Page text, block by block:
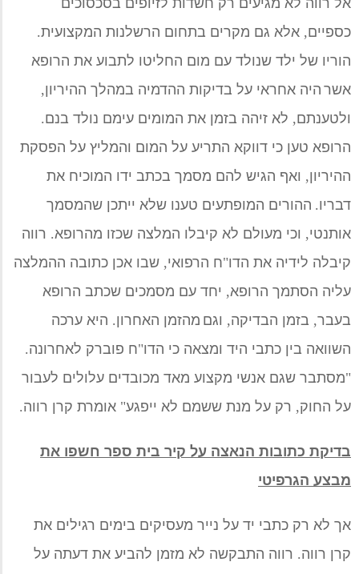
כספיים, אלא גם מקרים בתחום הרשלנות המקצועית.
הוריו של ילד שנולד עם מום החליטו לתבוע את הרופא
אשר היה אחראי על בדיקות ההדמיה במהלך ההיריון,
ולטענתם, לא זיהה בזמן את המומים עימם נולד בנם.
הרופא טען כי דווקא התריע על המום והמליץ על הפסקת
ההיריון, ואף הגיש להם מסמך בכתב ידו המוכיח את
דבריו. ההורים המופתעים טענו שלא ייתכן שהמסמך
אותנטי, וכי מעולם לא קיבלו המלצה שכזו מהרופא. רווה
קיבלה לידיה את הדו"ח הרפואי, שבו אכן כתובה ההמלצה
עליה הסתמך הרופא, יחד עם מסמכים שכתב הרופא
בעבר, בזמן הבדיקה, וגם מהזמן האחרון. היא ערכה
השוואה בין כתבי היד ומצאה כי הדו"ח פוברק לאחרונה.
"מסתבר שגם אנשי מקצוע מאד מכובדים עלולים לעבור
על החוק, רק על מנת ששמם לא ייפגע" אומרת קרן רווה.
בדיקת כתובות הנאצה על קיר בית ספר חשפו את
מבצע הגרפיטי
אך לא רק כתבי יד על נייר מעסיקים בימים רגילים את
קרן רווה. רווה התבקשה לא מזמן להביע את דעתה על